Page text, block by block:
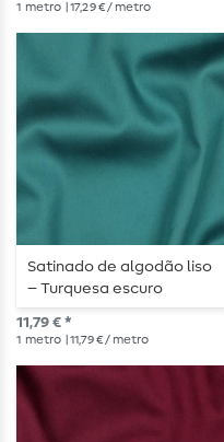
1 metro | 17,29 € / metro
Satinado de algodão liso
– Turquesa escuro
11,79 € *
1 metro | 11,79 € / metro